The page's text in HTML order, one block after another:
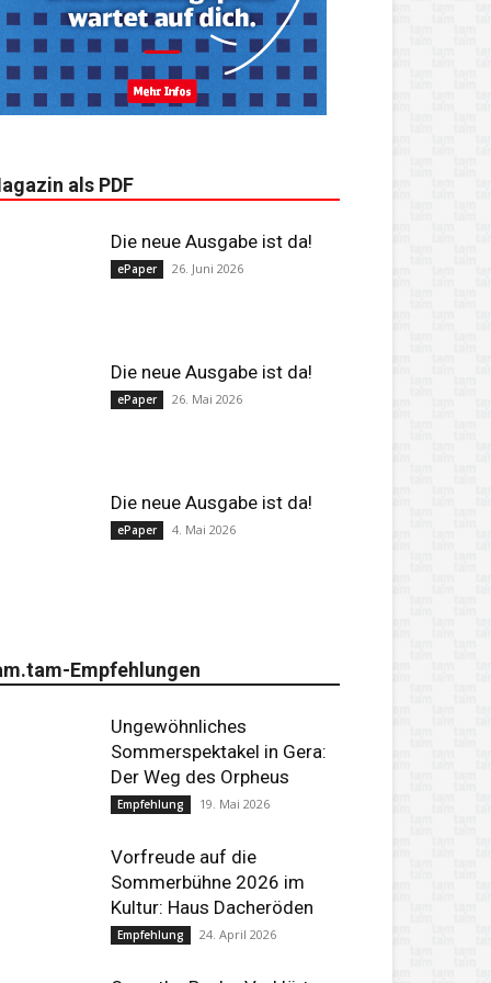
als PDF
Die neue Ausgabe ist da!
ePaper 26. Juni 2026
Die neue Ausgabe ist da!
ePaper 26. Mai 2026
Die neue Ausgabe ist da!
ePaper 4. Mai 2026
Empfehlungen
Ungewöhnliches
Sommerspektakel in Gera:
Der Weg des Orpheus
Empfehlung 19. Mai 2026
Vorfreude auf die
Sommerbühne 2026 im
Kultur: Haus Dacheröden
Empfehlung 24. April 2026